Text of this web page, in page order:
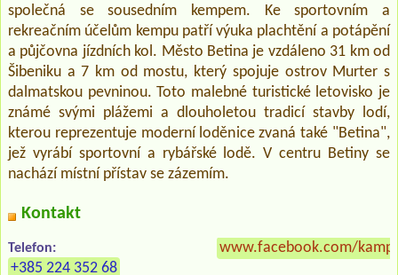
společná se sousedním kempem. Ke sportovním a
rekreačním účelům kempu patří výuka plachtění a potápění
a půjčovna jízdních kol. Město Betina je vzdáleno 31 km od
Šibeniku a 7 km od mostu, který spojuje ostrov Murter s
dalmatskou pevninou. Toto malebné turistické letovisko je
známé svými plážemi a dlouholetou tradicí stavby lodí,
kterou reprezentuje moderní loděnice zvaná také "Betina",
jež vyrábí sportovní a rybářské lodě. V centru Betiny se
nachází místní přístav se zázemím.
Kontakt
Telefon:
+385 224 352 68
www.facebook.com/